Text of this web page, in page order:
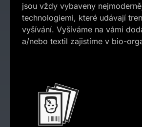
jsou vždy vybaveny
technologiemi, které udávají
vyšívání. Vyšíváme na vámi
a/nebo textil zajistíme v bio-